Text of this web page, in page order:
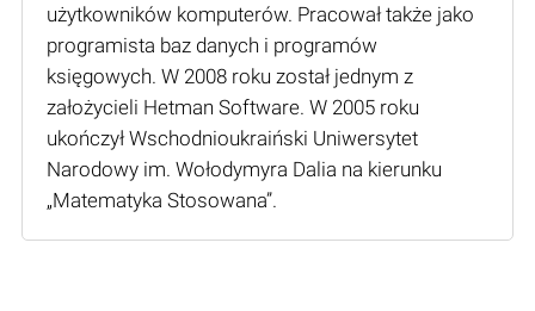
użytkowników komputerów. Pracował także jako
programista baz danych i programów
księgowych. W 2008 roku został jednym z
założycieli Hetman Software. W 2005 roku
ukończył Wschodnioukraiński Uniwersytet
Narodowy im. Wołodymyra Dalia na kierunku
„Matematyka Stosowana”.